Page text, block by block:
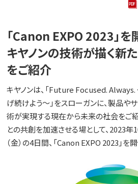
「Canon EXPO 2023」を
キヤノンの技術が描く新
をご紹介
キヤノンは、「Future Focused. Always.
げ続けよう～」をスローガンに、製品や
術が実現する現在から未来の社会をご
との共創を加速させる場として、2023年
（金）の4日間、「Canon EXPO 2023」を